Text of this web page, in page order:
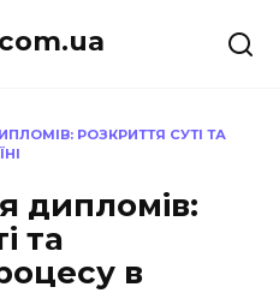
РОЗКРИТТЯ СУТІ ТА
дипломів:
та
в